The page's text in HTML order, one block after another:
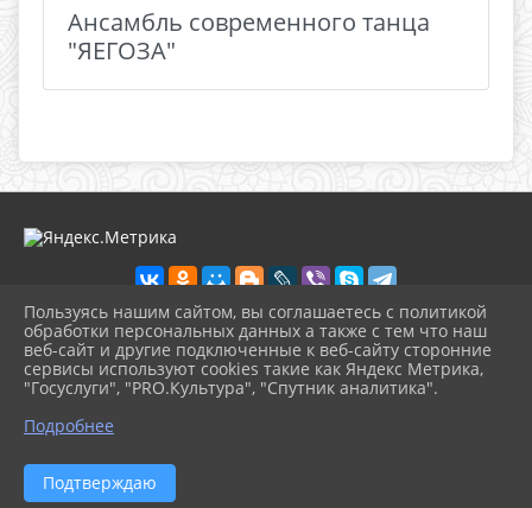
Ансамбль современного танца
"ЯЕГОЗА"
2026 г. dkdiv.gelendzhik-kult.ru
Вход
Карта сайта
Политика обработки персональных данных
Сделано на KubCMS
Разработка и поддержка
Пользуясь нашим сайтом, вы соглашаетесь с политикой
обработки персональных данных а также с тем что наш
веб-сайт и другие подключенные к веб-сайту сторонние
сервисы используют cookies такие как Яндекс Метрика,
"Госуслуги", "PRO.Культура", "Спутник аналитика".
Подробнее
Подтверждаю